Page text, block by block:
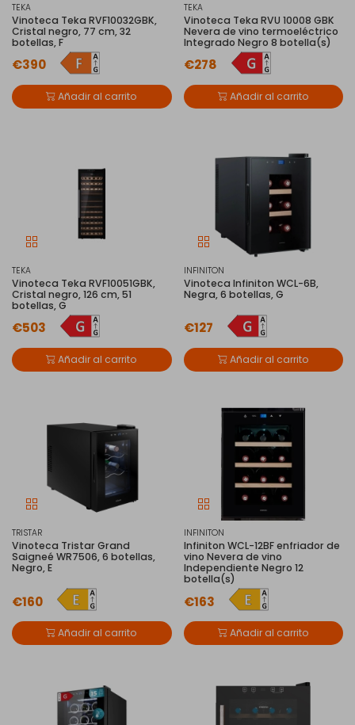
TEKA
Vinoteca Teka RVF10032GBK,
Cristal negro, 77 cm, 32
botellas, F
€390
Añadir al carrito
TEKA
Vinoteca Teka RVU 10008 GBK
Nevera de vino termoeléctrico
Integrado Negro 8 botella(s)
€278
Añadir al carrito
TEKA
Vinoteca Teka RVF10051GBK,
Cristal negro, 126 cm, 51
botellas, G
€503
Añadir al carrito
INFINITON
Vinoteca Infiniton WCL-6B,
Negra, 6 botellas, G
€127
Añadir al carrito
TRISTAR
Vinoteca Tristar Grand
Saigneé WR7506, 6 botellas,
Negro, E
€160
Añadir al carrito
INFINITON
Infiniton WCL-12BF enfriador de
vino Nevera de vino
Independiente Negro 12
botella(s)
€163
Añadir al carrito